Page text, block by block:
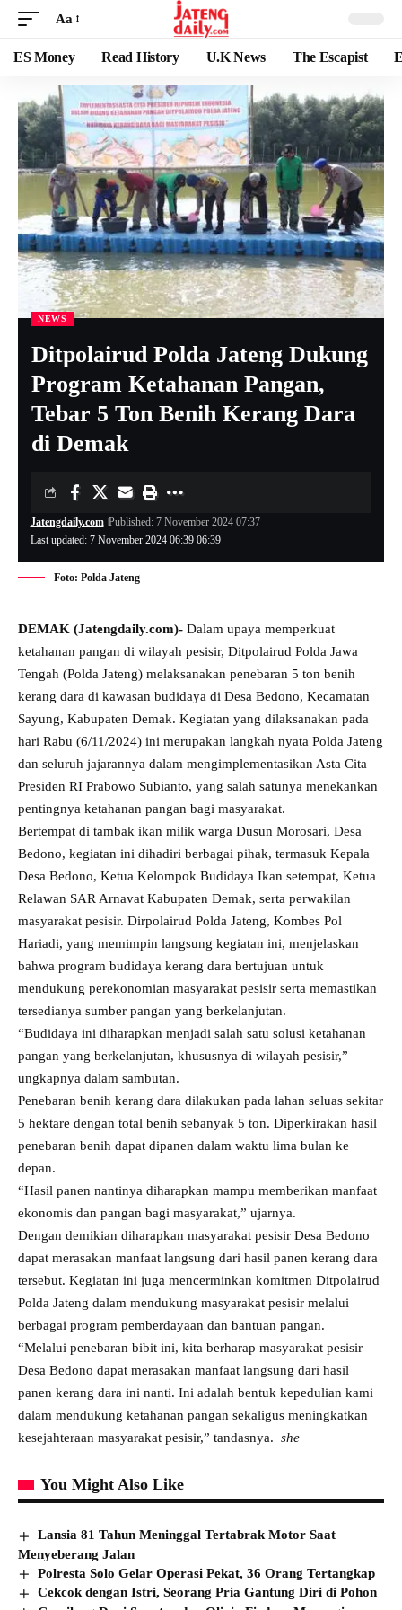
Aa
ES Money Read History U.K News The Escapist
NEWS
Ditpolairud Polda Jateng Dukung
Program Ketahanan Pangan,
Tebar 5 Ton Benih Kerang Dara
di Demak
Last updated: 7 November 2024 06:39 06:39
Jatengdaily.com Published: 7 November 2024 07:37
Foto: Polda Jateng
DEMAK (Jatengdaily.com)- Dalam upaya memperkuat
ketahanan pangan di wilayah pesisir, Ditpolairud Polda Jawa
Tengah (Polda Jateng) melaksanakan penebaran 5 ton benih
kerang dara di kawasan budidaya di Desa Bedono, Kecamatan
Sayung, Kabupaten Demak. Kegiatan yang dilaksanakan pada
hari Rabu (6/11/2024) ini merupakan langkah nyata Polda Jateng
dan seluruh jajarannya dalam mengimplementasikan Asta Cita
Presiden RI Prabowo Subianto, yang salah satunya menekankan
pentingnya ketahanan pangan bagi masyarakat.
Bertempat di tambak ikan milik warga Dusun Morosari, Desa
Bedono, kegiatan ini dihadiri berbagai pihak, termasuk Kepala
Desa Bedono, Ketua Kelompok Budidaya Ikan setempat, Ketua
Relawan SAR Arnavat Kabupaten Demak, serta perwakilan
masyarakat pesisir. Dirpolairud Polda Jateng, Kombes Pol
Hariadi, yang memimpin langsung kegiatan ini, menjelaskan
bahwa program budidaya kerang dara bertujuan untuk
mendukung perekonomian masyarakat pesisir serta memastikan
tersedianya sumber pangan yang berkelanjutan.
“Budidaya ini diharapkan menjadi salah satu solusi ketahanan
pangan yang berkelanjutan, khususnya di wilayah pesisir,”
ungkapnya dalam sambutan.
Penebaran benih kerang dara dilakukan pada lahan seluas sekitar
5 hektare dengan total benih sebanyak 5 ton. Diperkirakan hasil
penebaran benih dapat dipanen dalam waktu lima bulan ke
depan.
“Hasil panen nantinya diharapkan mampu memberikan manfaat
ekonomis dan pangan bagi masyarakat,” ujarnya.
Dengan demikian diharapkan masyarakat pesisir Desa Bedono
dapat merasakan manfaat langsung dari hasil panen kerang dara
tersebut. Kegiatan ini juga mencerminkan komitmen Ditpolairud
Polda Jateng dalam mendukung masyarakat pesisir melalui
berbagai program pemberdayaan dan bantuan pangan.
“Melalui penebaran bibit ini, kita berharap masyarakat pesisir
Desa Bedono dapat merasakan manfaat langsung dari hasil
panen kerang dara ini nanti. Ini adalah bentuk kepedulian kami
dalam mendukung ketahanan pangan sekaligus meningkatkan
kesejahteraan masyarakat pesisir,” tandasnya. she
You Might Also Like
Lansia 81 Tahun Meninggal Tertabrak Motor Saat
Menyeberang Jalan
Polresta Solo Gelar Operasi Pekat, 36 Orang Tertangkap
Cekcok dengan Istri, Seorang Pria Gantung Diri di Pohon